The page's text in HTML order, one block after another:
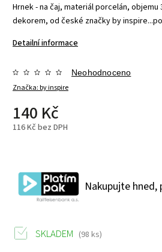
Hrnek - na čaj, materiál porcelán, objemu
dekorem, od české značky by
Detailní informace
Značka:by inspire
Neohodnoceno
140 Kč
116 Kč bez DPH
Nakupujte hned,
SKLADEM (98 ks)